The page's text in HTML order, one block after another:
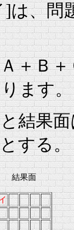
は、問
Ｂ＋
ます。
結果
とする。
結果面